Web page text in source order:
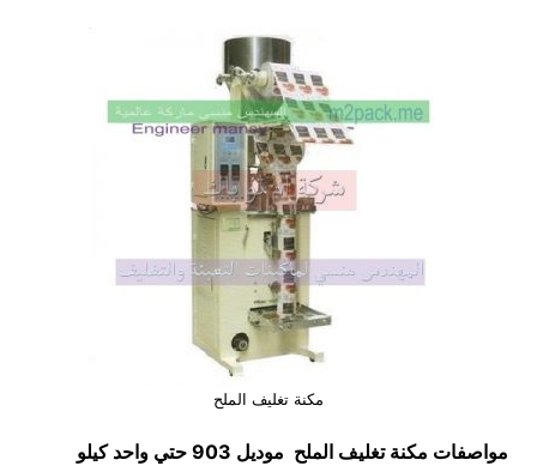
مكنة تغليف الملح
مواصفات مكنة تغليف الملح
موديل 903 حتي واحد كيلو